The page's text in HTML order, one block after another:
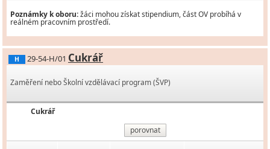
Poznámky k oboru:žáci mohou získat stipendium, část OV probíhá v
reálném pracovním prostředí.
H 29-54-H/01 Cukrář
Zaměření nebo Školní vzdělávací program (ŠVP)
Cukrář
porovnat